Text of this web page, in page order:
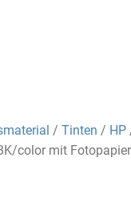
/Tinten / HP
color mit Fotopapier